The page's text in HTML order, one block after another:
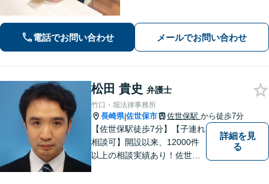
談ください。
電話でお問い合わせ メールでお問い合わせ
松田 貴史 弁護士
竹口・堀法律事務所
長崎県|佐世保市 佐世保駅 から徒歩7分
【佐世保駅徒歩7分】【子連れ
相談可】開設以来、12000件
以上の相談実績あり！佐世保
詳細を見
る